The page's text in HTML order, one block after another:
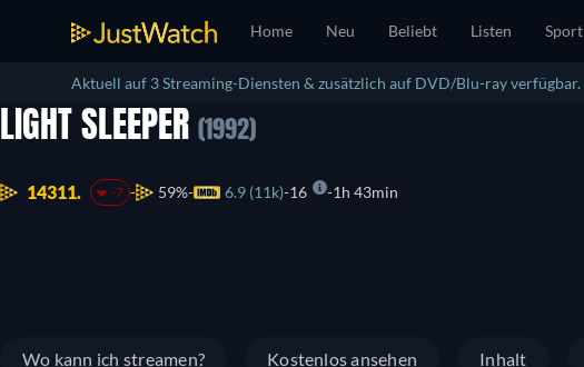
Home Neu Beliebt Listen Sport
Aktuell auf 3 Streaming-Diensten & zusätzlich auf DVD/Blu-ray verfügbar.
LIGHT SLEEPER (1992)
14311. -7 59% 6.9 (11k) 16 1h 43min
Wo kann ich streamen? Kostenlos ansehen Inhalt